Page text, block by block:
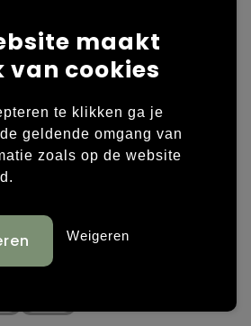
tassen
maakt
van cookies
te klikken ga je
geldende omgang van
zoals op de website
Weigeren